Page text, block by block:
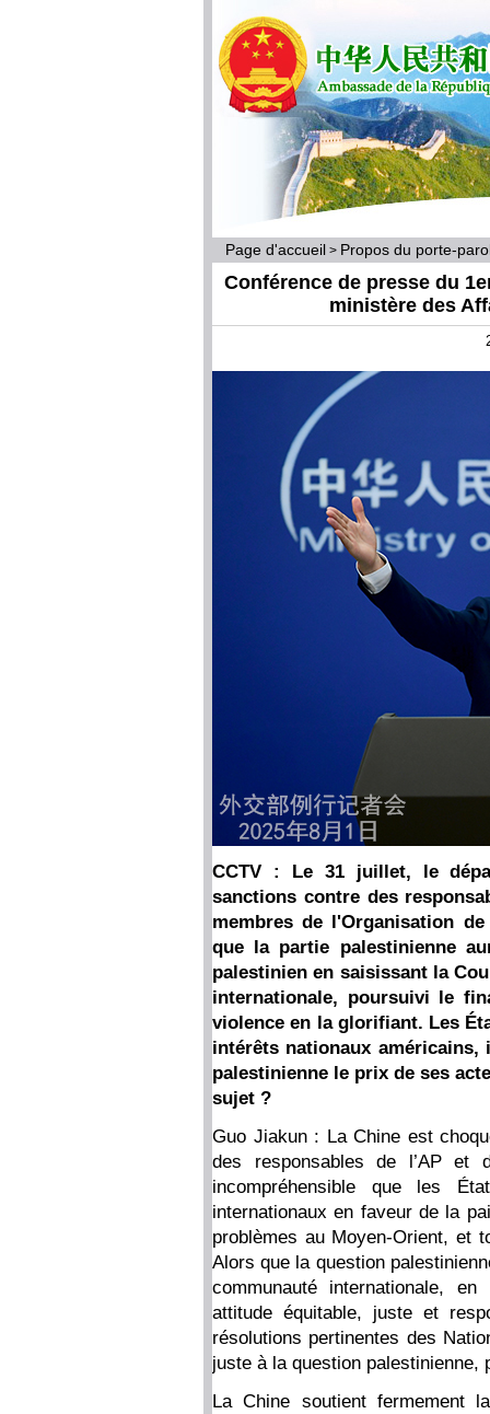
Page d'accueil > Propos du porte-
Conférence de presse du
ministère des
CCTV : Le 31 juillet, le
sanctions contre des
membres de l'Organisation
que la partie palestinienne
palestinien en saisissant la
internationale, poursuivi le
violence en la glorifiant. Les
intérêts nationaux
palestinienne le prix de ses
sujet ?
Guo Jiakun : La Chine est
des responsables de l’AP et
incompréhensible que les
internationaux en faveur de la
problèmes au Moyen-Orient, et
Alors que la question
communauté internationale,
attitude équitable, juste et
résolutions pertinentes des
juste à la question palestinienne,
La Chine soutient fermement